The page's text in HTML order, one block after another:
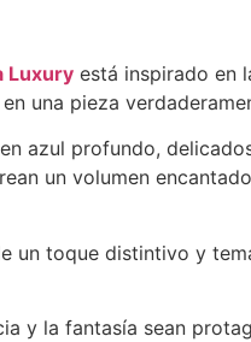
Luxury está inspirado en
una pieza
azul profundo,
un volumen
un toque distintivo y
y la fantasía sean